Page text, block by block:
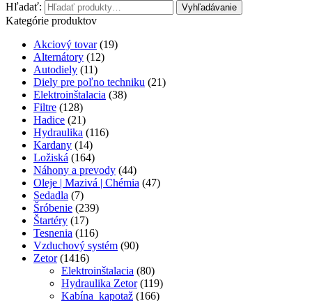
Hľadať:
Vyhľadávanie
Kategórie produktov
Akciový tovar (19)
Alternátory (12)
Autodiely (11)
Diely pre poľno techniku (21)
Elektroinštalacia (38)
Filtre (128)
Hadice (21)
Hydraulika (116)
Kardany (14)
Ložiská (164)
Náhony a prevody (44)
Oleje | Mazivá | Chémia (47)
Sedadla (7)
Šróbenie (239)
Štartéry (17)
Tesnenia (116)
Vzduchový systém (90)
Zetor (1416)
Elektroinštalacia (80)
Hydraulika Zetor (119)
Kabína_kapotaž (166)